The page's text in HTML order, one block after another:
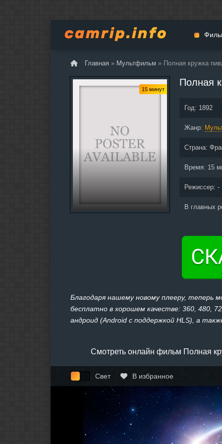
Главная » Мультфильм » Полная кружка
15 минут
Полная
Год: 1892
Жанр:
Страна:
Время: 15
Режиссер: -
В главных
Благодаря нашему новому плееру, теперь
бесплатно в хорошем качестве: 360, 480,
андроид (Android с поддержкой HLS), а
Смотреть онлайн фильм Полная
Свет В избранное
Драма
Боевики